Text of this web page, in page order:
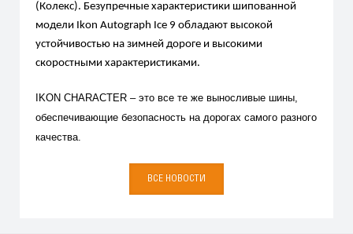
(Колекс). Безупречные характеристики шипованной
модели Ikon Autograph Ice 9 обладают высокой
устойчивостью на зимней дороге и высокими
скоростными характеристиками.
IKON CHARACTER – это все те же выносливые шины,
обеспечивающие безопасность на дорогах самого разного
качества.
ВСЕ НОВОСТИ